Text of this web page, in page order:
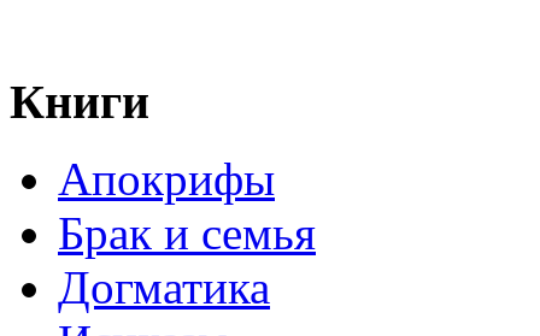
Книги
Апокрифы
Брак и семья
Догматика